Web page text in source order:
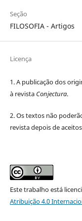
Seção
FILOSOFIA - Artigos
Licença
1. A publicação dos
à revista Conjectura.
2. Os textos não
revista depois de
Este trabalho está
Atribuição 4.0